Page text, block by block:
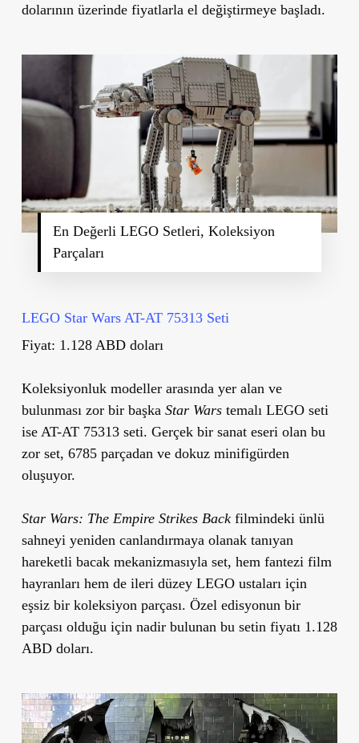
dolarının üzerinde fiyatlarla el değiştirmeye başladı.
En Değerli LEGO Setleri, Koleksiyon
Parçaları
LEGO Star Wars AT-AT 75313 Seti
Fiyat: 1.128 ABD doları
Koleksiyonluk modeller arasında yer alan ve
bulunması zor bir başka Star Warstemalı LEGO seti
ise AT-AT 75313 seti. Gerçek bir sanat eseri olan bu
zor set, 6785 parçadan ve dokuz minifigürden
oluşuyor.
Star Wars: The Empire Strikes Backfilmindeki ünlü
sahneyi yeniden canlandırmaya olanak tanıyan
hareketli bacak mekanizmasıyla set, hem fantezi film
hayranları hem de ileri düzey LEGO ustaları için
eşsiz bir koleksiyon parçası. Özel edisyonun bir
parçası olduğu için nadir bulunan bu setin fiyatı 1.128
ABD doları.